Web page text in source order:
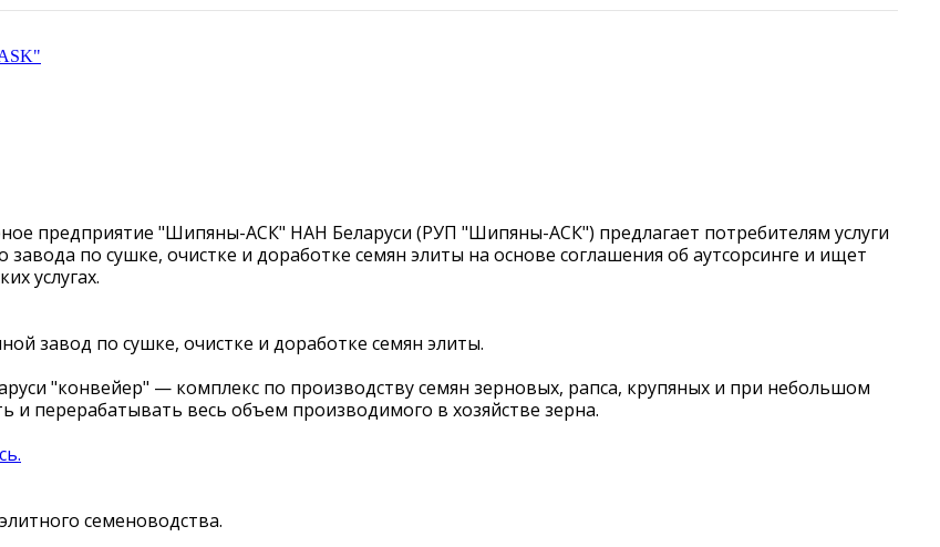
предприятие "Шипяны-АСК" НАН Беларуси (РУП "Шипяны-АСК") предлагает потребителям услуги
по сушке, очистке и доработке семян элиты на основе соглашения об аутсорсинге и ищет
услугах.
завод по сушке, очистке и доработке семян элиты.
"конвейер" — комплекс по производству семян зерновых, рапса, крупяных и при небольшом
перерабатывать весь объем производимого в хозяйстве зерна.
семеноводства.